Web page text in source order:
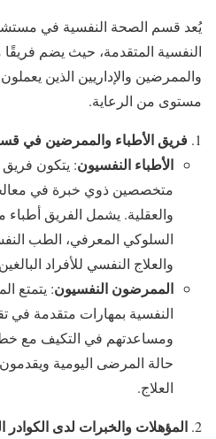
يُعد قسم الصحة النفسية في
النفسية المتقدمة، حيث يضم فريقًا
والممرضين والإداريين الذين
مستوى من الرعاية.
فريق الأطباء والممرضين في
الأطباء النفسيون: يتكون فريق
متخصصين ذوي خبرة في
والعقلية. يشمل الفريق
السلوكي المعرفي، الطب
والعلاج النفسي للأفراد
الممرضون النفسيون: يتمتع
النفسية بمهارات متقدمة في
ومساعدتهم في التكيف مع
حالة المرضى اليومية
العلاج.
المؤهلات والخبرات لدى